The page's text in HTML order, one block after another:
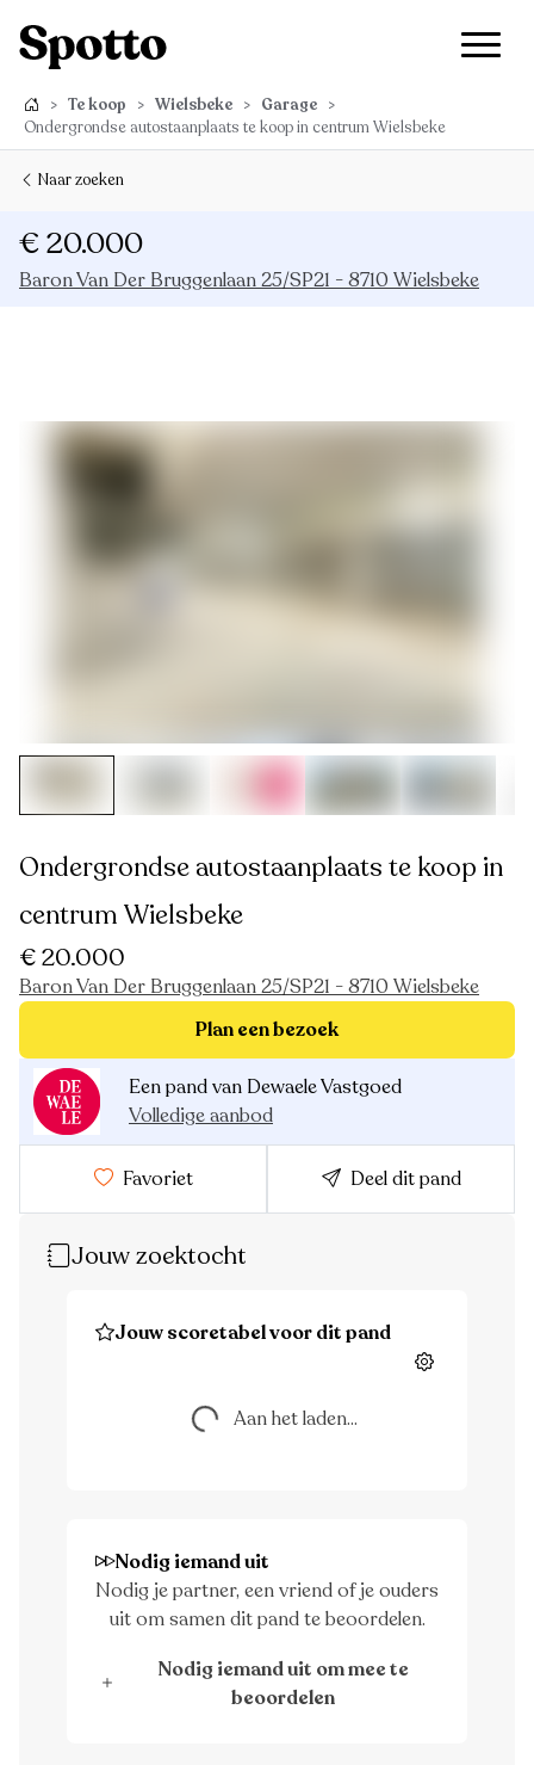
> Te koop > Wielsbeke > Garage >
Ondergrondse autostaanplaats te koop in centrum Wielsbeke
Naar zoeken
€ 20.000
Baron Van Der Bruggenlaan 25/SP21 - 8710 Wielsbeke
Ondergrondse autostaanplaats te koop in
centrum Wielsbeke
€ 20.000
Baron Van Der Bruggenlaan 25/SP21 - 8710 Wielsbeke
Plan een bezoek
Een pand van Dewaele Vastgoed
Volledige aanbod
Favoriet Deel dit pand
Jouw zoektocht
Jouw scoretabel voor dit pand
Instellingen
Aan het laden... Aan het laden...
Nodig iemand uit
Nodig je partner, een vriend of je ouders
uit om samen dit pand te beoordelen.
Nodig iemand uit om mee te
beoordelen